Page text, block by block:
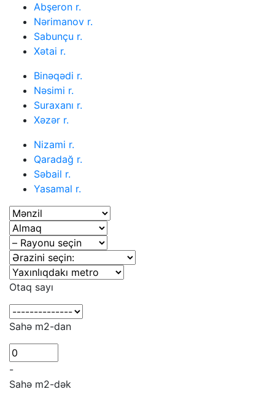
Abşeron r.
Nərimanov r.
Sabunçu r.
Xətai r.
Binəqədi r.
Nəsimi r.
Suraxanı r.
Xəzər r.
Nizami r.
Qaradağ r.
Səbail r.
Yasamal r.
Otaq sayı
Sahə m2-dan
-
Sahə m2-dək